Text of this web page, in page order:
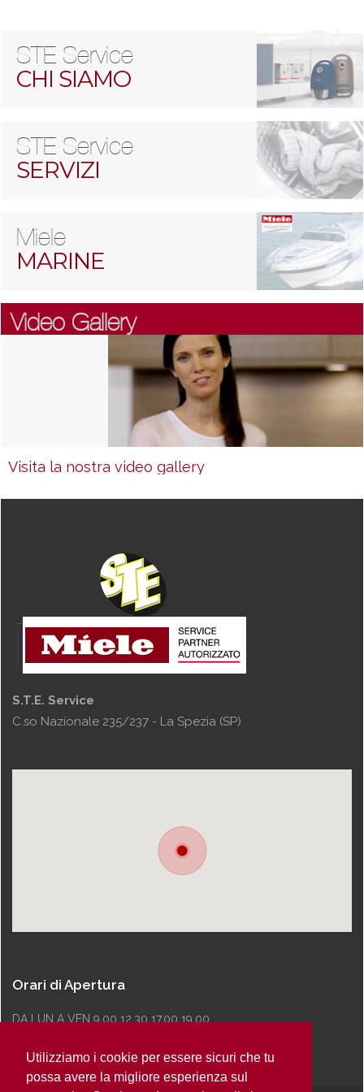
Utilizziamo i cookie per essere sicuri che tu
possa avere la migliore esperienza sul
STE Service
CHI SIAMO
STE Service
SERVIZI
Miele
MARINE
Video Gallery
Visita la nostra video gallery
S.T.E. Service
C.so Nazionale 235/237 - La Spezia (SP)
Orari di Apertura
DA LUN A VEN 9.00 12.30 17.00 19.00